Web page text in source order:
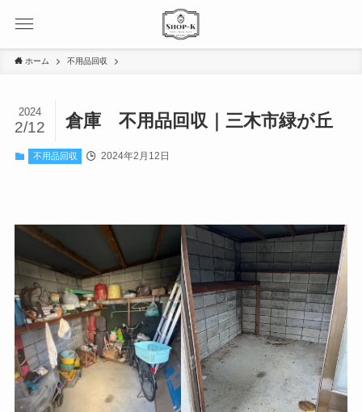
ホーム 不用品回収
倉庫 不用品回収｜三木市緑が丘
2024
2/12
不用品回収 2024年2月12日